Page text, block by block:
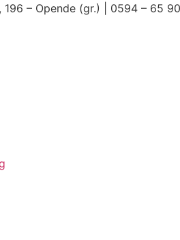
196 – Opende (gr.) | 0594 – 65